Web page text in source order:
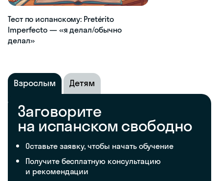
Тест по испанскому: Pretérito
Imperfecto — «я делал/обычно
делал»
Взрослым Детям
Заговорите
на испанском свободно
Оставьте заявку, чтобы начать обучение
Получите бесплатную консультацию
и рекомендации